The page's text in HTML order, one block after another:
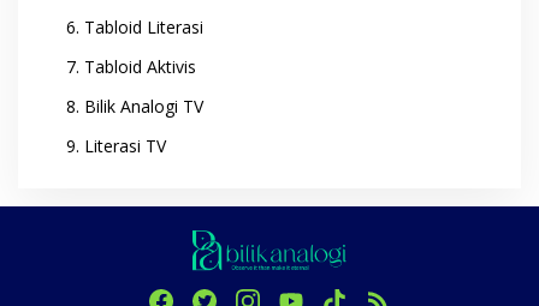
Tabloid Literasi
Tabloid Aktivis
Bilik Analogi TV
Literasi TV